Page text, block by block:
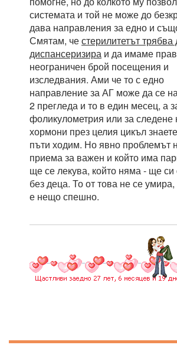
системата и той не може до
дава направления за едно и
Смятам, честерилитетът трябва
диспансеризира и да имаме
неограничен брой посещения и
изследвания. Ами че то с едно
направление за АГ може да се
2 прегледа и то в един месец, а
фоликулометрия или за следене
хормони през целия цикъл
пъти ходим. Но явно проблемът
приема за важен и който има
ще се лекува, който няма - ще си
без деца. То от това не се
е нещо спешно.